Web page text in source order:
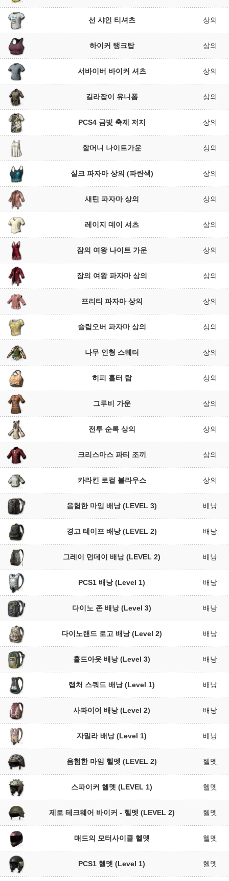
선 샤인 티셔츠 상의
하이커 탱크탑 상의
서바이버 바이커 셔츠 상의
길라잡이 유니폼 상의
PCS4 금빛 축제 저지 상의
할머니 나이트가운 상의
실크 파자마 상의 (파란색) 상의
새틴 파자마 상의 상의
레이지 데이 셔츠 상의
잠의 여왕 나이트 가운 상의
잠의 여왕 파자마 상의 상의
프리티 파자마 상의 상의
슬립오버 파자마 상의 상의
나무 인형 스웨터 상의
히피 홀터 탑 상의
그루비 가운 상의
전투 순록 상의 상의
크리스마스 파티 조끼 상의
카라킨 로컬 블라우스 상의
음험한 마임 배낭 (LEVEL 3) 배낭
경고 테이프 배낭 (LEVEL 2) 배낭
그레이 먼데이 배낭 (LEVEL 2) 배낭
PCS1 배낭 (Level 1) 배낭
다이노 존 배낭 (Level 3) 배낭
다이노랜드 로고 배낭 (Level 2) 배낭
홀드아웃 배낭 (Level 3) 배낭
랩처 스쿼드 배낭 (Level 1) 배낭
사파이어 배낭 (Level 2) 배낭
자밀라 배낭 (Level 1) 배낭
음험한 마임 헬멧 (LEVEL 2) 헬멧
스파이커 헬멧 (LEVEL 1) 헬멧
제로 테크웨어 바이커 - 헬멧 (LEVEL 2) 헬멧
매드의 모터사이클 헬멧 헬멧
PCS1 헬멧 (Level 1) 헬멧